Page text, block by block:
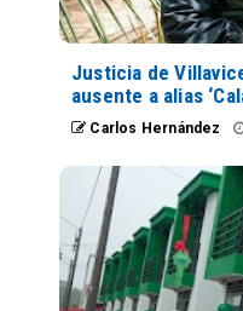
Justicia de
ausente a alias
Carlos Hernández